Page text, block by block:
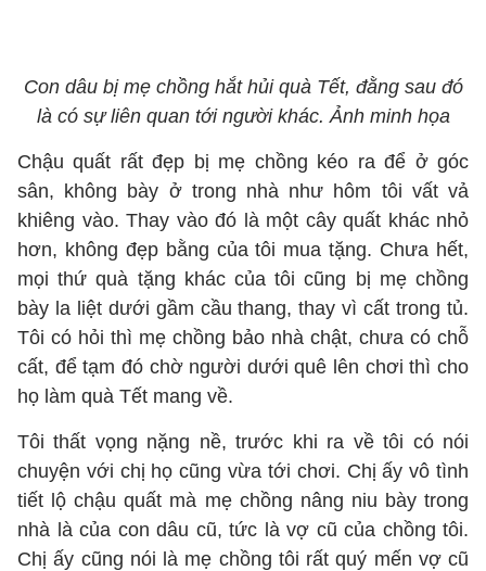
Con dâu bị mẹ chồng hắt hủi quà Tết, đằng sau đó
là có sự liên quan tới người khác. Ảnh minh họa
Chậu quất rất đẹp bị mẹ chồng kéo ra để ở góc
sân, không bày ở trong nhà như hôm tôi vất vả
khiêng vào. Thay vào đó là một cây quất khác nhỏ
hơn, không đẹp bằng của tôi mua tặng. Chưa hết,
mọi thứ quà tặng khác của tôi cũng bị mẹ chồng
bày la liệt dưới gầm cầu thang, thay vì cất trong tủ.
Tôi có hỏi thì mẹ chồng bảo nhà chật, chưa có chỗ
cất, để tạm đó chờ người dưới quê lên chơi thì cho
họ làm quà Tết mang về.
Tôi thất vọng nặng nề, trước khi ra về tôi có nói
chuyện với chị họ cũng vừa tới chơi. Chị ấy vô tình
tiết lộ chậu quất mà mẹ chồng nâng niu bày trong
nhà là của con dâu cũ, tức là vợ cũ của chồng tôi.
Chị ấy cũng nói là mẹ chồng tôi rất quý mến vợ cũ